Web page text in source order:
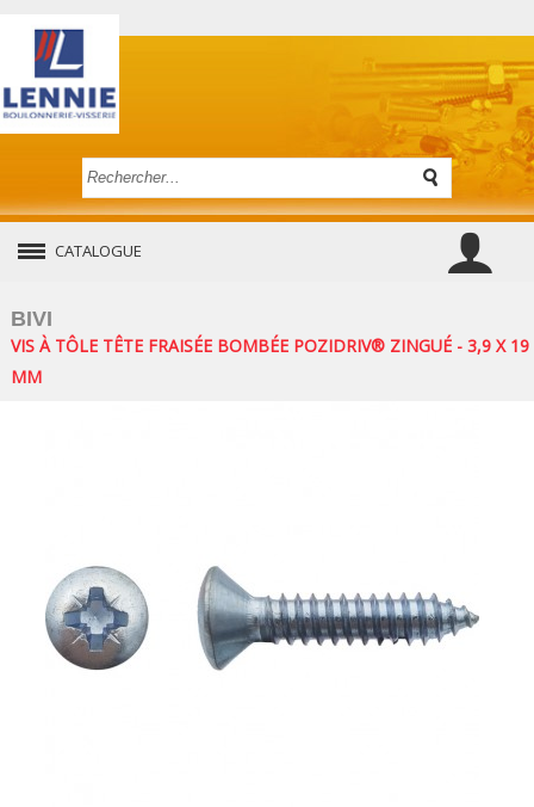
CATALOGUE
BIVI
VIS À TÔLE TÊTE FRAISÉE BOMBÉE POZIDRIV® ZINGUÉ - 3,9 X 19
MM